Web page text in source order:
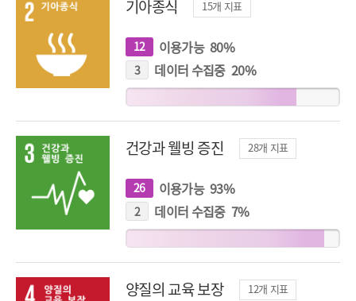
기아종식 15개 지표
12개
지
표
이용가능 80%
3개
지
표
데이터 수집중 20%
건강과 웰빙 증진 28개 지표
26개
지
표
이용가능 93%
2개
지
표
데이터 수집중 7%
양질의 교육 보장 12개 지표